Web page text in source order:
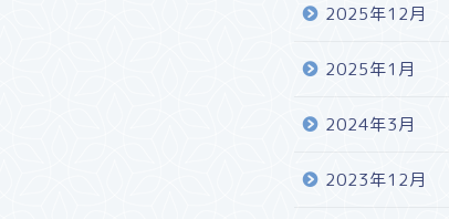
2025年12月
2025年1月
2024年3月
2023年12月